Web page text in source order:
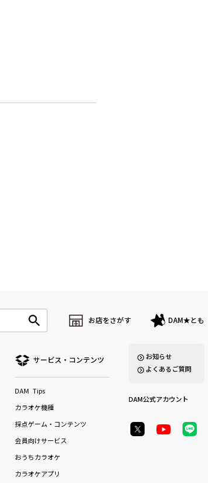
お店をさがす DAM★とも
サービス・コンテンツ
DAM Tips
カラオケ機種
採点ゲーム・コンテンツ
会員向けサービス
おうちカラオケ
カラオケアプリ
お知らせ
よくあるご質問
DAM公式アカウント